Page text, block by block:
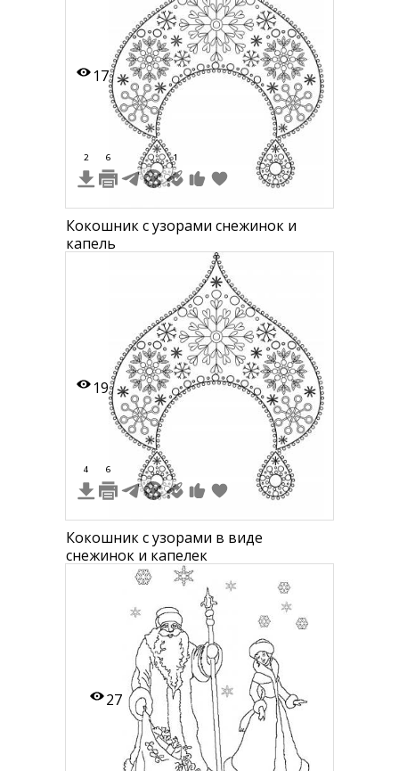
17
2 6 1
Кокошник с узорами снежинок и
капель
19
4 6
Кокошник с узорами в виде
снежинок и капелек
27